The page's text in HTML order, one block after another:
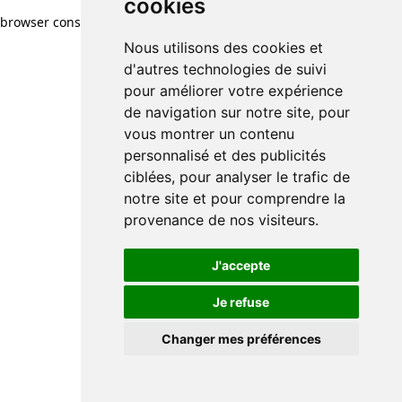
cookies
Nous utilisons des cookies et
d'autres technologies de suivi
pour améliorer votre expérience
de navigation sur notre site, pour
vous montrer un contenu
personnalisé et des publicités
ciblées, pour analyser le trafic de
notre site et pour comprendre la
provenance de nos visiteurs.
J'accepte
Je refuse
Changer mes préférences
browser console for more information)